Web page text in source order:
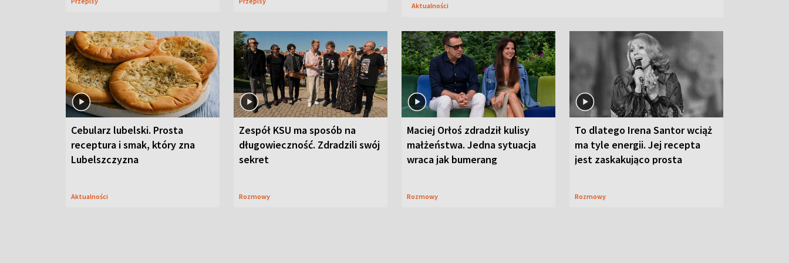
Aktualności
Cebularz lubelski. Prosta
receptura i smak, który zna
Lubelszczyzna
Aktualności
Zespół KSU ma sposób na
długowieczność. Zdradzili swój
sekret
Rozmowy
Maciej Orłoś zdradził kulisy
małżeństwa. Jedna sytuacja
wraca jak bumerang
Rozmowy
To dlatego Irena Santor wciąż
ma tyle energii. Jej recepta
jest zaskakująco prosta
Rozmowy